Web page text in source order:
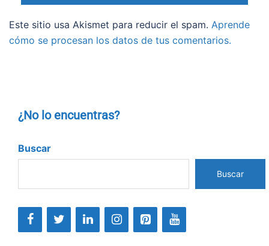
Este sitio usa Akismet para reducir el spam. Aprende
cómo se procesan los datos de tus comentarios.
¿No lo encuentras?
Buscar
Buscar